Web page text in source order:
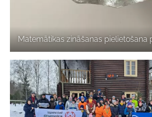
Matemātikas zināšanas pielietošana